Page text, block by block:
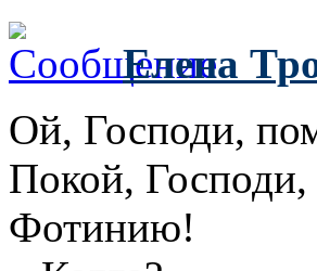
Елена
Ой, Господи,
Покой,
Фотинию!